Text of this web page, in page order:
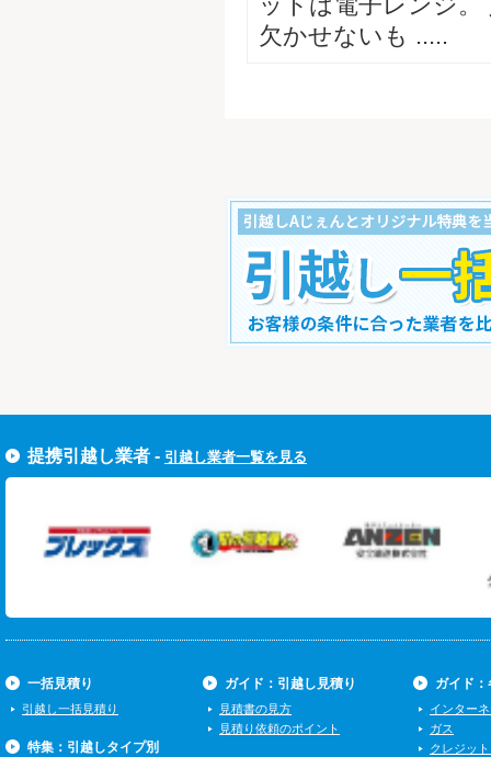
欠かせないも .....
提携引越し業者 - 引越し業者一覧を見る
一括見積り
引越し一括見積り
特集：引越しタイプ別
ガイド：引越し見積り
見積書の見方
見積り依頼のポイント
ガイド
インター
ガス
クレジッ